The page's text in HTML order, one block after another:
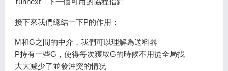
接下來我們總結一下P的作用：
M和G之間的中介，我們可以理解為送料器
P持有一些G，使得每次獲取G的時候不用從全局找
大大减少了並發沖突的情况